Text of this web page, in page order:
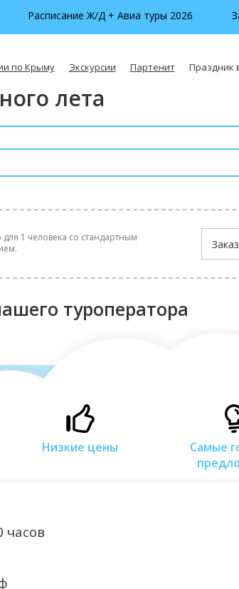
Расписание Ж/Д + Авиа туры 2026
по Крыму Экскурсии Партенит Праздник
лета
для 1 человека со стандартным
туроператора
Низкие цены
Самые
часов